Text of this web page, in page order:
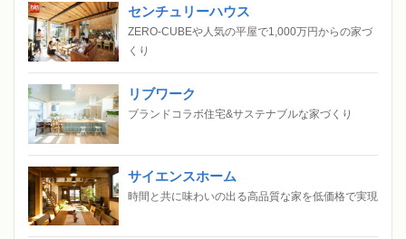
センチュリーハウス
ZERO-CUBEや人気の平屋で1,000万円からの家づ
くり
リブワーク
ブランドコラボ住宅&サステナブルな家づくり
サイエンスホーム
時間と共に味わいの出る高品質な家を低価格で実現